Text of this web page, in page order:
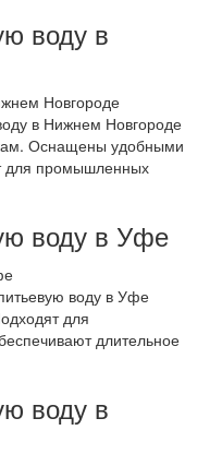
воду в
в Нижнем Новгороде
Оснащены удобными
для промышленных
воду в Уфе
воду в Уфе
для
длительное
воду в